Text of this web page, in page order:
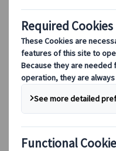
Höjdpunkter på
Kulturella insikter
Kulinariska
Utforska Japan
Vanliga frågor och svar
Viktig
Etikett i Japan
Körning i Japan
Boka med oss
Japan Rail Pass
Boende
Reserådgivning online